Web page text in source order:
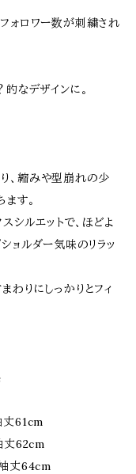
ォロワー数が刺繍され
なデザインに。
、縮みや型崩れの少
す。
シルエットで、ほどよ
ョルダー気味のリラッ
わりにしっかりとフィ
丈61cm
丈62cm
丈64cm